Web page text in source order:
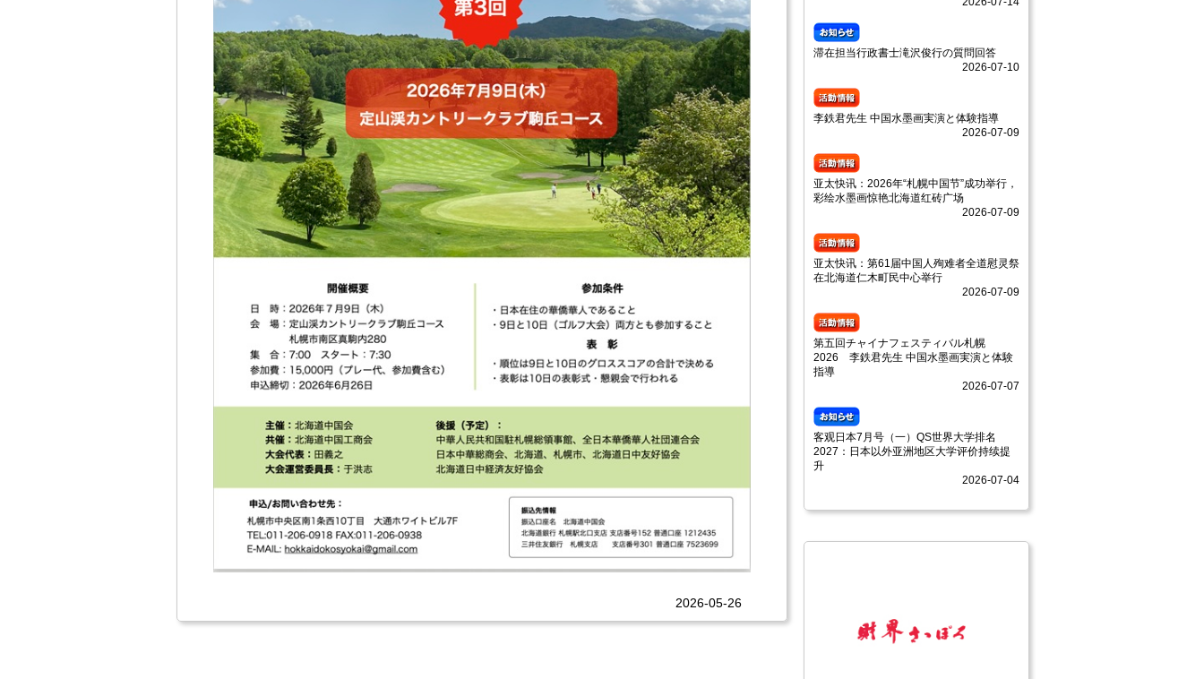
2026-05-26
滞在担当行政書士滝沢俊行の質問回答
2026-07-10
李鉄君先生 中国水墨画実演と体験指導
2026-07-09
亚太快讯：2026年“札幌中国节”成功举行，
彩绘水墨画惊艳北海道红砖广场
2026-07-09
亚太快讯：第61届中国人殉难者全道慰灵祭
在北海道仁木町民中心举行
2026-07-09
第五回チャイナフェスティバル札幌
2026 李鉄君先生 中国水墨画実演と体験
指導
2026-07-07
客观日本7月号（一）QS世界大学排名
2027：日本以外亚洲地区大学评价持续提
升
2026-07-04